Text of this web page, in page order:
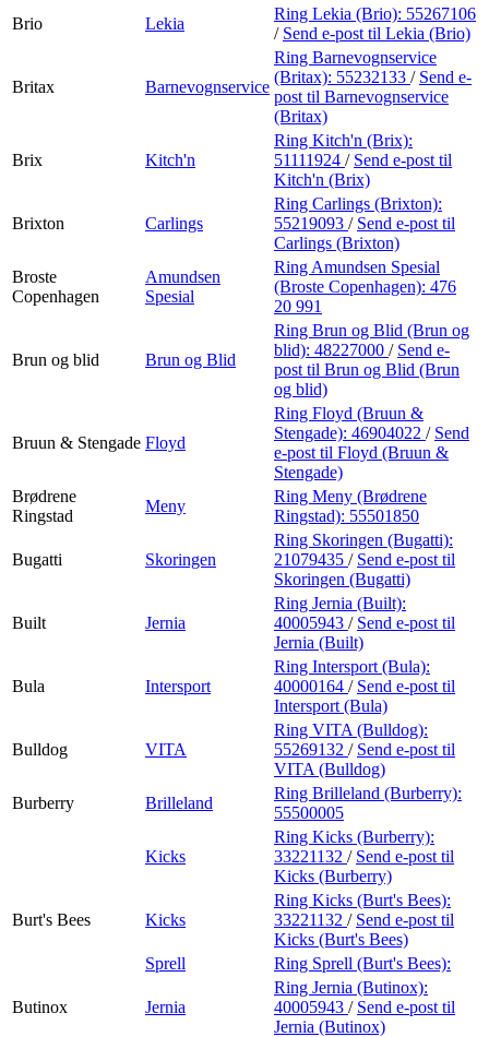
Brio
Lekia
Ring Lekia (Brio): 55267106
/ Send e-post til Lekia (Brio)
Britax Barnevognservice
Ring Barnevognservice
(Britax): 55232133 / Send e-
post til Barnevognservice
(Britax)
Brix Kitch'n
Ring Kitch'n (Brix):
51111924 / Send e-post til
Kitch'n (Brix)
Brixton Carlings
Ring Carlings (Brixton):
55219093 / Send e-post til
Carlings (Brixton)
Broste
Copenhagen
Amundsen
Spesial
Ring Amundsen Spesial
(Broste Copenhagen): 476
20 991
Brun og blid Brun og Blid
Ring Brun og Blid (Brun og
blid): 48227000 / Send e-
post til Brun og Blid (Brun
og blid)
Bruun & Stengade Floyd
Ring Floyd (Bruun &
Stengade): 46904022 / Send
e-post til Floyd (Bruun &
Stengade)
Brødrene
Ringstad
Meny
Ring Meny (Brødrene
Ringstad): 55501850
Bugatti Skoringen
Ring Skoringen (Bugatti):
21079435 / Send e-post til
Skoringen (Bugatti)
Built Jernia
Ring Jernia (Built):
40005943 / Send e-post til
Jernia (Built)
Bula Intersport
Ring Intersport (Bula):
40000164 / Send e-post til
Intersport (Bula)
Bulldog VITA
Ring VITA (Bulldog):
55269132 / Send e-post til
VITA (Bulldog)
Burberry
Brilleland
Ring Brilleland (Burberry):
55500005
Kicks
Ring Kicks (Burberry):
33221132 / Send e-post til
Kicks (Burberry)
Burt's Bees Kicks
Ring Kicks (Burt's Bees):
33221132 / Send e-post til
Kicks (Burt's Bees)
Sprell
Ring Sprell (Burt's Bees):
Butinox Jernia
Ring Jernia (Butinox):
40005943 / Send e-post til
Jernia (Butinox)